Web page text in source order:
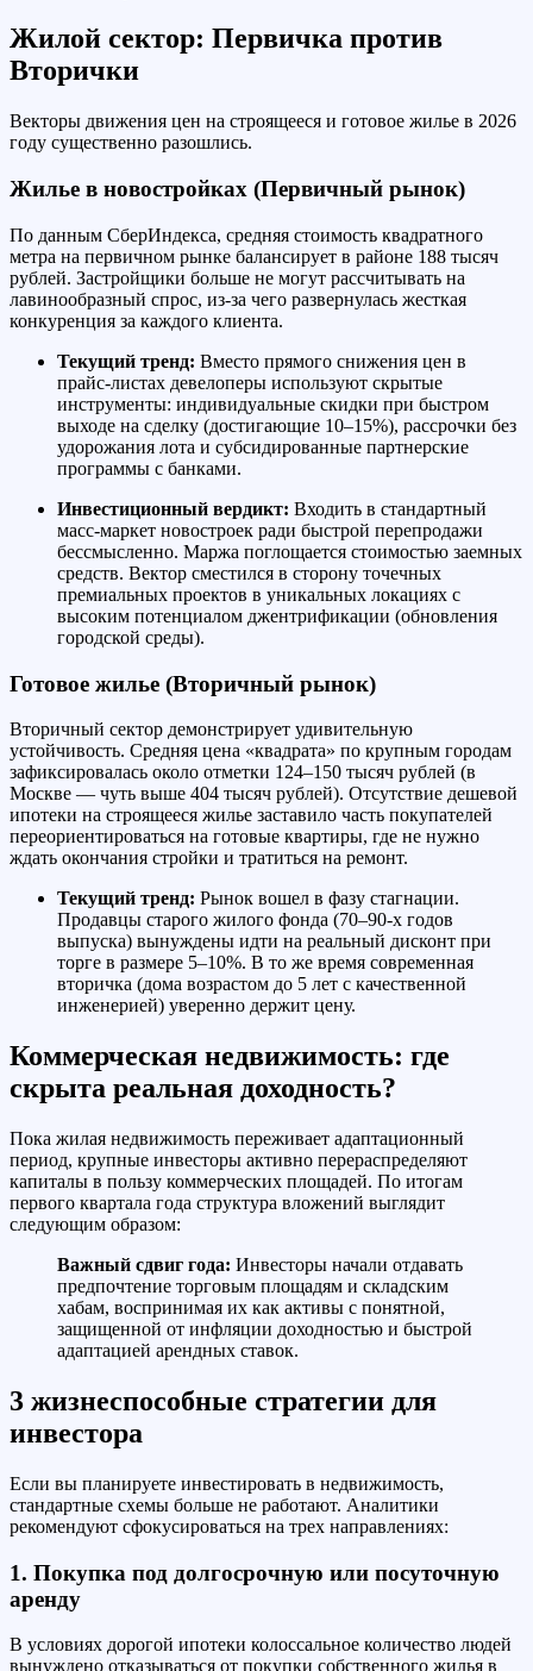
Жилой сектор: Первичка против
Вторички
Векторы движения цен на строящееся и готовое жилье в 2026
году существенно разошлись.
Жилье в новостройках (Первичный рынок)
По данным СберИндекса, средняя стоимость квадратного
метра на первичном рынке балансирует в районе 188 тысяч
рублей. Застройщики больше не могут рассчитывать на
лавинообразный спрос, из-за чего развернулась жесткая
конкуренция за каждого клиента.
Текущий тренд: Вместо прямого снижения цен в
прайс-листах девелоперы используют скрытые
инструменты: индивидуальные скидки при быстром
выходе на сделку (достигающие 10–15%), рассрочки без
удорожания лота и субсидированные партнерские
программы с банками.
Инвестиционный вердикт: Входить в стандартный
масс-маркет новостроек ради быстрой перепродажи
бессмысленно. Маржа поглощается стоимостью заемных
средств. Вектор сместился в сторону точечных
премиальных проектов в уникальных локациях с
высоким потенциалом джентрификации (обновления
городской среды).
Готовое жилье (Вторичный рынок)
Вторичный сектор демонстрирует удивительную
устойчивость. Средняя цена «квадрата» по крупным городам
зафиксировалась около отметки 124–150 тысяч рублей (в
Москве — чуть выше 404 тысяч рублей). Отсутствие дешевой
ипотеки на строящееся жилье заставило часть покупателей
переориентироваться на готовые квартиры, где не нужно
ждать окончания стройки и тратиться на ремонт.
Текущий тренд: Рынок вошел в фазу стагнации.
Продавцы старого жилого фонда (70–90-х годов
выпуска) вынуждены идти на реальный дисконт при
торге в размере 5–10%. В то же время современная
вторичка (дома возрастом до 5 лет с качественной
инженерией) уверенно держит цену.
Коммерческая недвижимость: где
скрыта реальная доходность?
Пока жилая недвижимость переживает адаптационный
период, крупные инвесторы активно перераспределяют
капиталы в пользу коммерческих площадей. По итогам
первого квартала года структура вложений выглядит
следующим образом:
Важный сдвиг года: Инвесторы начали отдавать
предпочтение торговым площадям и складским
хабам, воспринимая их как активы с понятной,
защищенной от инфляции доходностью и быстрой
адаптацией арендных ставок.
3 жизнеспособные стратегии для
инвестора
Если вы планируете инвестировать в недвижимость,
стандартные схемы больше не работают. Аналитики
рекомендуют сфокусироваться на трех направлениях:
1. Покупка под долгосрочную или посуточную
аренду
В условиях дорогой ипотеки колоссальное количество людей
вынуждено отказываться от покупки собственного жилья в